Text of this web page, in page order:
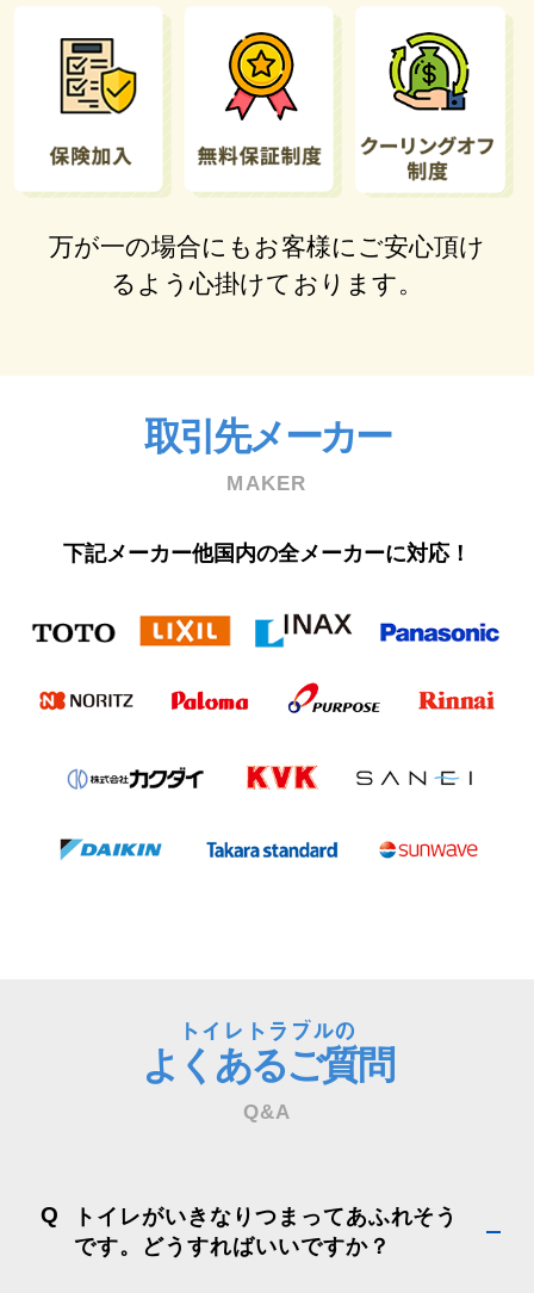
万が⼀の場合にもお客様にご安⼼頂け
るよう⼼掛けております。
取引先メーカー
MAKER
下記メーカー他国内の全メーカーに対応！
トイレトラブルの
よくあるご質問
Q&A
Q
トイレがいきなりつまってあふれそう
です。どうすればいいですか？